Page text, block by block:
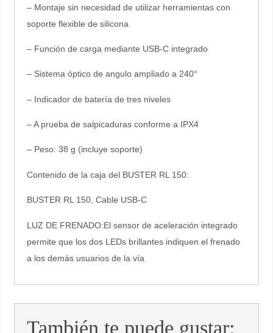
– Montaje sin necesidad de utilizar herramientas con
soporte flexible de silicona
– Función de carga mediante USB-C integrado
– Sistema óptico de angulo ampliado a 240°
– Indicador de batería de tres niveles
– A prueba de salpicaduras conforme a IPX4
– Peso: 38 g (incluye soporte)
Contenido de la caja del BUSTER RL 150:
BUSTER RL 150, Cable USB-C
LUZ DE FRENADO:El sensor de aceleración integrado
permite que los dos LEDs brillantes indiquen el frenado
a los demás usuarios de la vía
También te puede gustar: